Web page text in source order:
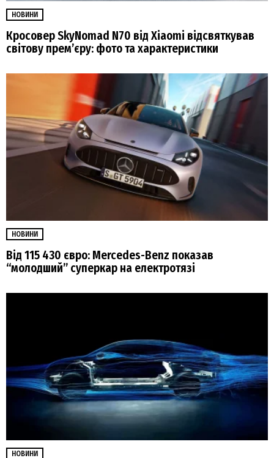
НОВИНИ
Кросовер SkyNomad N70 від Xiaomi відсвяткував
світову прем’єру: фото та характеристики
НОВИНИ
Від 115 430 євро: Mercedes-Benz показав
“молодший” суперкар на електротязі
НОВИНИ